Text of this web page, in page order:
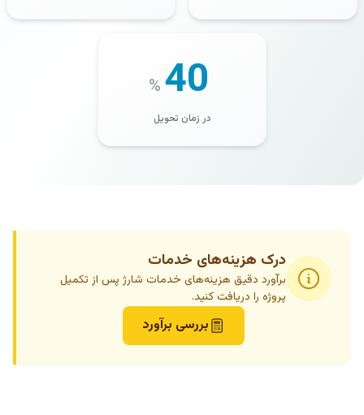
40
%
در زمان تحویل
درک هزینه‌های خدمات
برآورد دقیق هزینه‌های خدمات شارژ پس از تکمیل
پروژه را دریافت کنید.
بررسی برآورد